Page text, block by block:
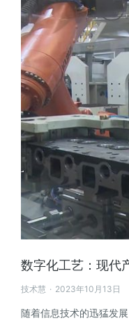
数字化工艺：现代
技术慧 2023年10月13日
随着信息技术的迅猛发